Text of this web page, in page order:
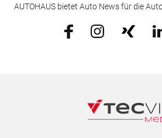
AUTOHAUS bietet Auto News für die